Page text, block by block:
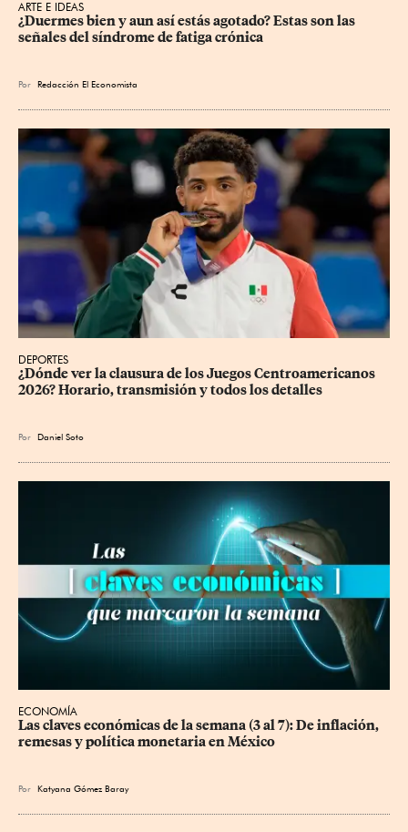
ARTE E IDEAS
¿Duermes bien y aun así estás agotado? Estas son las
señales del síndrome de fatiga crónica
Por Redacción El Economista
DEPORTES
¿Dónde ver la clausura de los Juegos Centroamericanos
2026? Horario, transmisión y todos los detalles
Por Daniel Soto
ECONOMÍA
Las claves económicas de la semana (3 al 7): De inflación,
remesas y política monetaria en México
Por Katyana Gómez Baray